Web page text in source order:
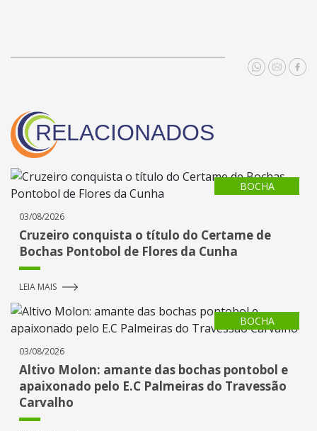
RELACIONADOS
BOCHA
03/08/2026
Cruzeiro conquista o título do Certame de
Bochas Pontobol de Flores da Cunha
LEIA MAIS
BOCHA
03/08/2026
Altivo Molon: amante das bochas pontobol e
apaixonado pelo E.C Palmeiras do Travessão
Carvalho